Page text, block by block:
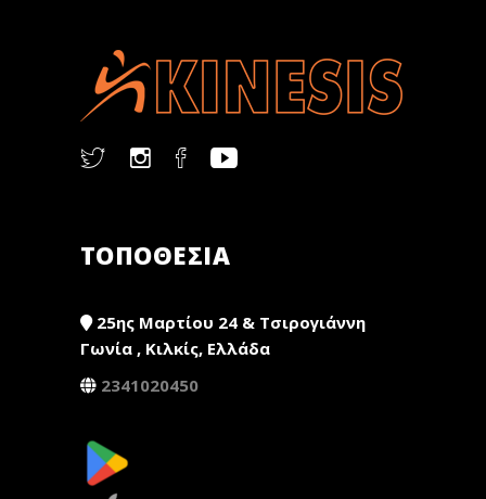
ΤΟΠΟΘΕΣΙΑ
25ης Μαρτίου 24 & Τσιρογιάννη
Γωνία , Κιλκίς, Ελλάδα
2341020450